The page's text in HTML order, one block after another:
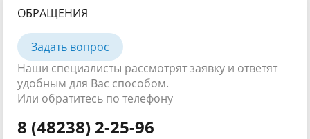
ОБРАЩЕНИЯ
Задать вопрос
Наши специалисты рассмотрят заявку и ответят
удобным для Вас способом.
Или обратитесь по телефону
8 (48238) 2-25-96